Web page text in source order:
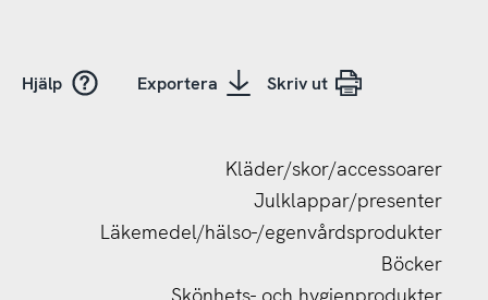
Hjälp Exportera Skriv ut
Skönhets- och hygienprodukter
Böcker
Läkemedel/hälso-/egenvårdsprodukter
Julklappar/presenter
Kläder/skor/accessoarer